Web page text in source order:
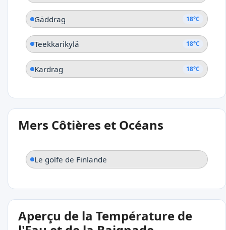
Gäddrag 18°C
Teekkarikylä 18°C
Kardrag 18°C
Mers Côtières et Océans
Le golfe de Finlande
Aperçu de la Température de